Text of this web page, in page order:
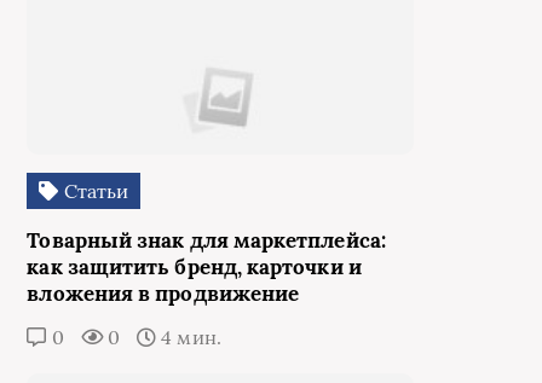
Статьи
Товарный знак для маркетплейса:
как защитить бренд, карточки и
вложения в продвижение
0 0 4 мин.